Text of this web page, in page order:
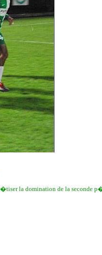
la domination de la seconde